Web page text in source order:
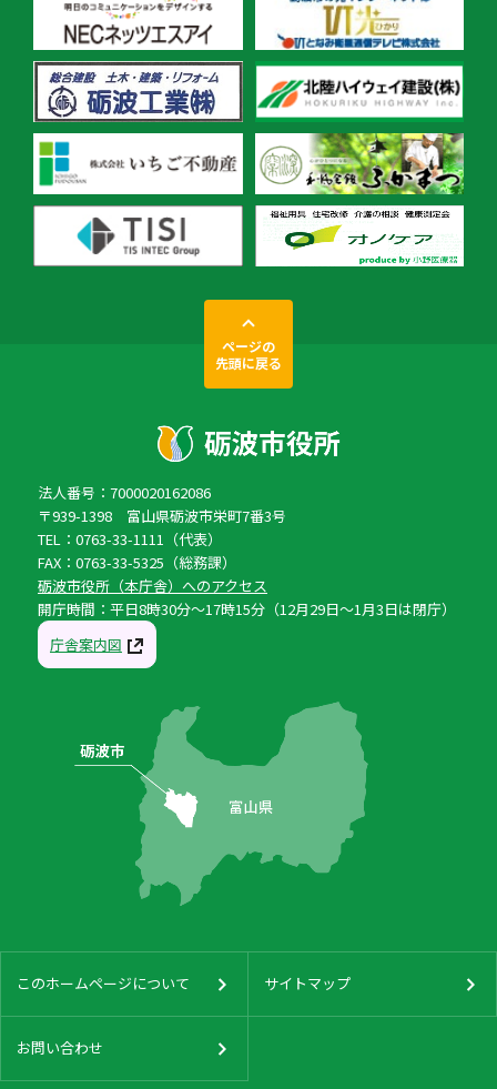
ページの
先頭に戻る
法人番号：7000020162086
〒939-1398 富山県砺波市栄町7番3号
TEL：0763-33-1111（代表）
FAX：0763-33-5325（総務課）
砺波市役所（本庁舎）へのアクセス
開庁時間：平日8時30分〜17時15分（12月29日〜1月3日は閉庁）
庁舎案内図
このホームページについて サイトマップ
お問い合わせ